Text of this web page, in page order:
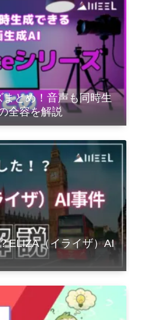
とめ！音声も同時生
全容を解説
ELIZA（イライザ）AI